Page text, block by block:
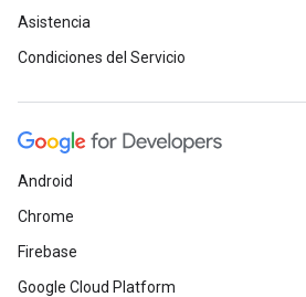
Asistencia
Condiciones del Servicio
Android
Chrome
Firebase
Google Cloud Platform